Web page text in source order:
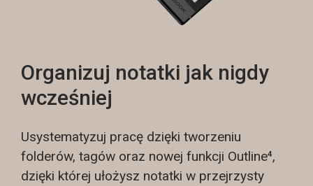
Organizuj notatki jak nigdy
wcześniej
Usystematyzuj pracę dzięki tworzeniu
folderów, tagów oraz nowej funkcji Outline⁴,
dzięki której ułożysz notatki w przejrzysty